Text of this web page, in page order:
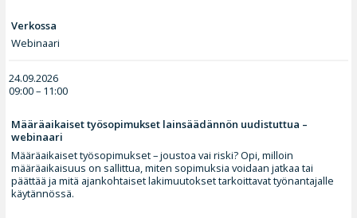
Verkossa
Webinaari
24.09.2026
09:00 – 11:00
Määräaikaiset työsopimukset lainsäädännön uudistuttua –
webinaari
Määräaikaiset työsopimukset – joustoa vai riski? Opi, milloin
määräaikaisuus on sallittua, miten sopimuksia voidaan jatkaa tai
päättää ja mitä ajankohtaiset lakimuutokset tarkoittavat työnantajalle
käytännössä.